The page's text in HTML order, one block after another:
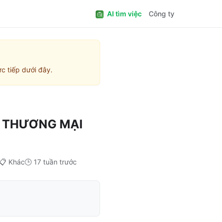
AI tìm việc Công ty
tiếp dưới đây.
MẠI
Khác🕒 17 tuần trước